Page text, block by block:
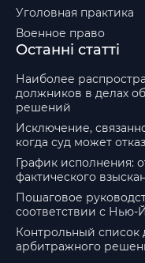
Уголовная практика
Военное право
Останні статті
Наиболее
должников в делах
решений
Исключение,
когда суд может
График исполнения:
фактического
Пошаговое
соответствии с
Контрольный список
арбитражного